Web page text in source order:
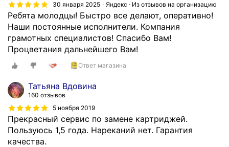
30 января 2025
Яндекс · Из отзывов на организацию
Ребята молодцы! Быстро все делают, оперативно!
Наши постоянные исполнители. Компания
грамотных специалистов! Спасибо Вам!
Процветания дальнейшего Вам!
Ответ магазина
Татьяна Вдовина
160 отзывов
5 ноября 2019
Прекрасный сервис по замене картриджей.
Пользуюсь 1,5 года. Нареканий нет. Гарантия
качества.